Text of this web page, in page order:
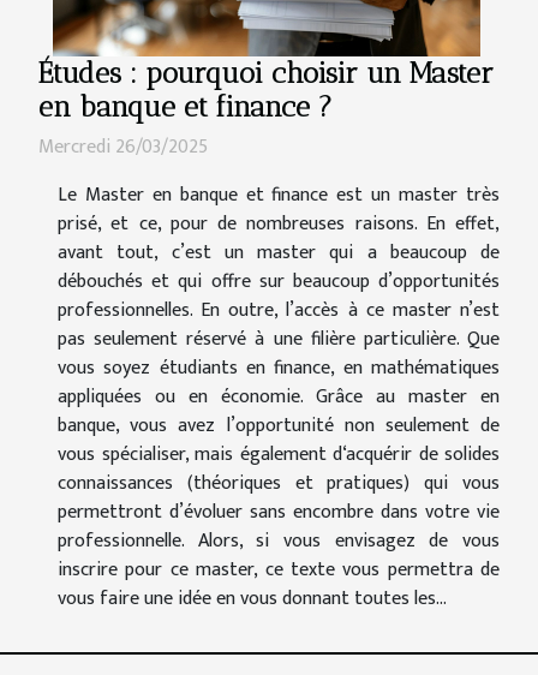
Études : pourquoi choisir un Master
en banque et finance ?
Mercredi 26/03/2025
Le Master en banque et finance est un master très
prisé, et ce, pour de nombreuses raisons. En effet,
avant tout, c’est un master qui a beaucoup de
débouchés et qui offre sur beaucoup d’opportunités
professionnelles. En outre, l’accès à ce master n’est
pas seulement réservé à une filière particulière. Que
vous soyez étudiants en finance, en mathématiques
appliquées ou en économie. Grâce au master en
banque, vous avez l’opportunité non seulement de
vous spécialiser, mais également d‘acquérir de solides
connaissances (théoriques et pratiques) qui vous
permettront d’évoluer sans encombre dans votre vie
professionnelle. Alors, si vous envisagez de vous
inscrire pour ce master, ce texte vous permettra de
vous faire une idée en vous donnant toutes les...